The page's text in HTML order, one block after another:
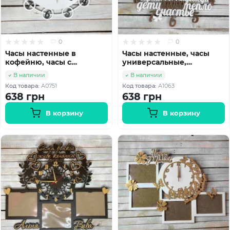
0
Часы настенные в
кофейню, часы с
логотипом и названием
заведения HWD-A0751
В наличии
Код товара: A0751
638 грн
В корзину
0
Часы настенные, часы
универсальные,
семейные часы HWD-
A1063
В наличии
Код товара: A1063
638 грн
В корзину